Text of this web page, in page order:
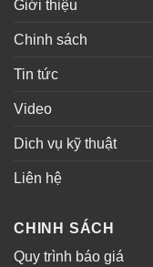
Giới thiệu
Chinh sách
Tin tức
Video
Dich vụ kỹ thuật
Liên hệ
CHINH SÁCH
Quy trình báo giá